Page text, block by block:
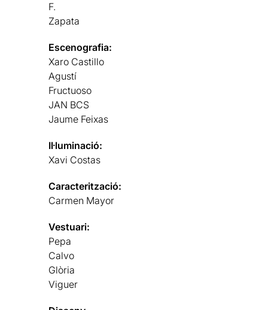
F.
Zapata
Escenografia:
Xaro Castillo
Agustí
Fructuoso
JAN BCS
Jaume Feixas
Il·luminació:
Xavi Costas
Caracterització:
Carmen Mayor
Vestuari:
Pepa
Calvo
Glòria
Viguer